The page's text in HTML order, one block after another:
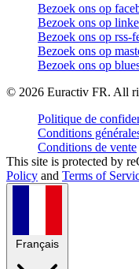
Bezoek ons op
Bezoek ons op
Bezoek ons op rss-
Bezoek ons op
Bezoek ons op
© 2026 Euractiv FR. All
Politique de
Conditions
Conditions de vente
This site is protected by
Policy and Terms of
Français